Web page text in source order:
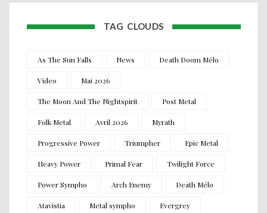
TAG CLOUDS
As The Sun Falls News Death Doom Mélo
Video Mai 2026
The Moon And The Nightspirit Post Metal
Folk Metal Avril 2026 Myrath
Progressive Power Triumpher Epic Metal
Heavy Power Primal Fear Twilight Force
Power Sympho Arch Enemy Death Mélo
Atavistia Metal sympho Evergrey